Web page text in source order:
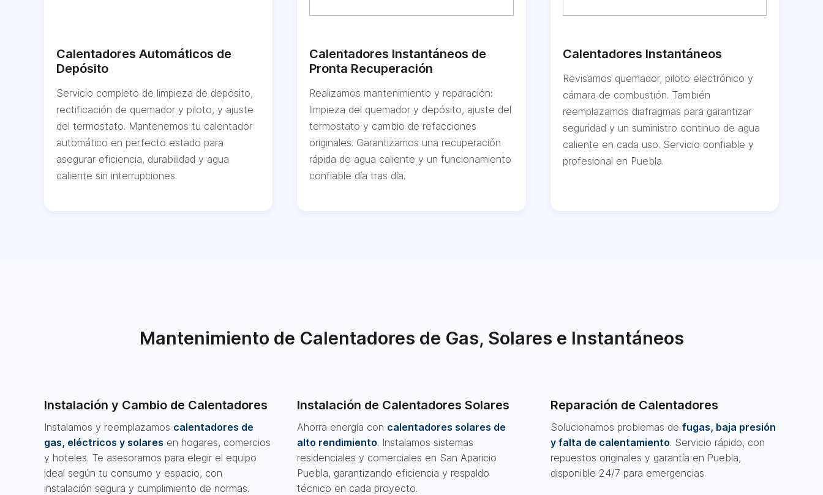
Calentadores Automáticos de
Depósito
Servicio completo de limpieza de depósito,
rectificación de quemador y piloto, y ajuste
del termostato. Mantenemos tu calentador
automático en perfecto estado para
asegurar eficiencia, durabilidad y agua
caliente sin interrupciones.
Calentadores Instantáneos de
Pronta Recuperación
Realizamos mantenimiento y reparación:
limpieza del quemador y depósito, ajuste del
termostato y cambio de refacciones
originales. Garantizamos una recuperación
rápida de agua caliente y un funcionamiento
confiable día tras día.
Calentadores Instantáneos
Revisamos quemador, piloto electrónico y
cámara de combustión. También
reemplazamos diafragmas para garantizar
seguridad y un suministro continuo de agua
caliente en cada uso. Servicio confiable y
profesional en Puebla.
Mantenimiento de Calentadores de Gas, Solares e Instantáneos
Instalación y Cambio de Calentadores
Instalamos y reemplazamos calentadores de
gas, eléctricos y solares en hogares, comercios
y hoteles. Te asesoramos para elegir el equipo
ideal según tu consumo y espacio, con
instalación segura y cumplimiento de normas.
Instalación de Calentadores Solares
Ahorra energía con calentadores solares de
alto rendimiento. Instalamos sistemas
residenciales y comerciales en San Aparicio
Puebla, garantizando eficiencia y respaldo
técnico en cada proyecto.
Reparación de Calentadores
Solucionamos problemas de fugas, baja presión
y falta de calentamiento. Servicio rápido, con
repuestos originales y garantía en Puebla,
disponible 24/7 para emergencias.